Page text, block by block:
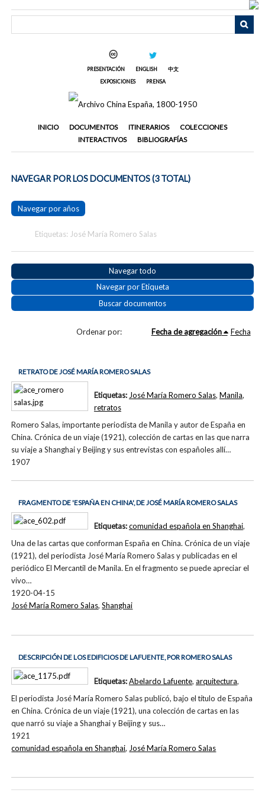
PRESENTACIÓN ENGLISH
中文
EXPOSICIONES
PRENSA
INICIO DOCUMENTOS ITINERARIOS
COLECCIONES
INTERACTIVOS
BIBLIOGRAFÍAS
NAVEGAR POR LOS DOCUMENTOS (3 TOTAL)
Navegar por años
Etiquetas: José María Romero Salas
Navegar todo
Navegar por Etiqueta
Buscar documentos
Ordenar por: Fecha de agregación Fecha
RETRATO DE JOSÉ MARÍA ROMERO SALAS
Romero Salas, importante periodista de Manila y autor de España en
China. Crónica de un viaje (1921), colección de cartas en las que narra
su viaje a Shanghai y Beijing y sus entrevistas con españoles allí…
1907
Etiquetas: José María Romero Salas, Manila,
retratos
FRAGMENTO DE 'ESPAÑA EN CHINA', DE JOSÉ MARÍA ROMERO SALAS
Una de las cartas que conforman España en China. Crónica de un viaje
(1921), del periodista José María Romero Salas y publicadas en el
periódico El Mercantil de Manila. En el fragmento se puede apreciar el
vivo…
1920-04-15
Etiquetas:comunidad española en Shanghai,
José María Romero Salas,Shanghai
DESCRIPCIÓN DE LOS EDIFICIOS DE LAFUENTE, POR ROMERO SALAS
El periodista José María Romero Salas publicó, bajo el título de España
en China. Crónica de un viaje (1921), una colección de cartas en las
que narró su viaje a Shanghai y Beijing y sus…
1921
Etiquetas:Abelardo Lafuente, arquitectura,
comunidad española en Shanghai, José María Romero Salas